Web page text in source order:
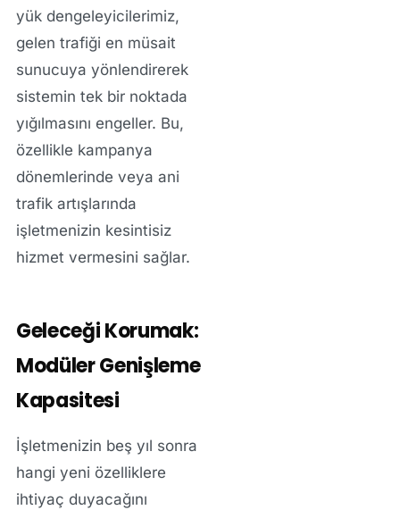
yük dengeleyicilerimiz,
gelen trafiği en müsait
sunucuya yönlendirerek
sistemin tek bir noktada
yığılmasını engeller. Bu,
özellikle kampanya
dönemlerinde veya ani
trafik artışlarında
işletmenizin kesintisiz
hizmet vermesini sağlar.
Geleceği Korumak:
Modüler Genişleme
Kapasitesi
İşletmenizin beş yıl sonra
hangi yeni özelliklere
ihtiyaç duyacağını